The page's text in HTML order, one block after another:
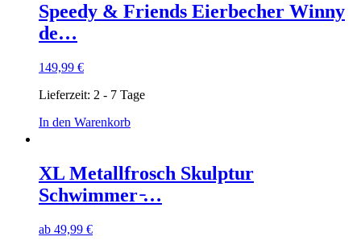
Speedy & Friends Eierbecher Winny
de…
149,99 €
Lieferzeit: 2 - 7 Tage
In den Warenkorb
XL Metallfrosch Skulptur
Schwimmer ̵…
ab 49,99 €